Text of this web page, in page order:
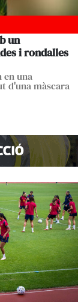
un
i rondalles
en una
d'una màscara